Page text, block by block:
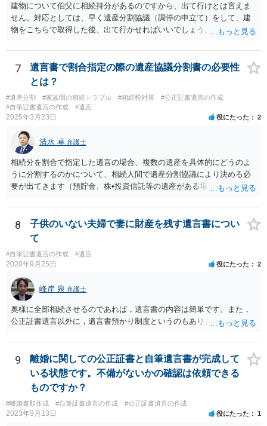
建物について伯父に相続持分があるのですから、出て行けとは言えま
せん。対応としては、早く遺産分割協議（調停の申立て）をして、建
物をこちらで取得した後、出て行かせればいいでしょう。 建物の固定
っていない部分については請求すればいいと思います。 なお、家賃に
ついては、お父様自身が遺産分割手続をしなかったのですから、あき
らめるしかないと思います。
7
遺言書で割合指定の際の遺産協議分割書の必要性
とは？
#遺産分割 #家族間の相続トラブル #相続税対策
#公正証書遺言の作成
#自筆証書遺言の作成
#遺言
2025年3月23日 役にたった 2
清水 卓 弁護士
相続分を割合で指定した遺言の場合、複数の遺産を具体的にどうのよ
うに分割するのかについて、相続人間で遺産分割協議により決める必
要が出てきます（預貯金、株•投資信託等の遺産がある場合に、どの遺
投資信託は他の相続人にというような分け方をするのか等について
は、相続人間で遺産分割協議により決める必要があります）。
8
子供のいない夫婦で妻に財産を残す遺言書につい
て
#自筆証書遺言の作成 #遺言
2020年9月25日 役にたった 2
峰岸 泉 弁護士
奥様に全部相続させるのであれば，遺言書の内容は簡単です。また，
公正証書遺言以外に，遺言書預かり制度というのもあります。
9
離婚に関しての公正証書と自筆遺言書が完成して
いる状態です。不備がないかの確認は依頼できる
ものですか？
#離婚書類作成 #自筆証書遺言の作成 #公正証書遺言の作成
2023年9月13日 役にたった 1